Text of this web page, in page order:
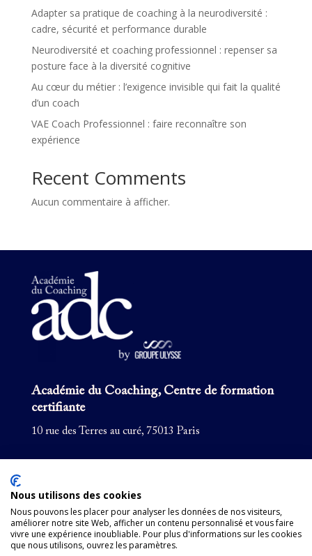
Adapter sa pratique de coaching à la neurodiversité :
cadre, sécurité et performance durable
Neurodiversité et coaching professionnel : repenser sa
posture face à la diversité cognitive
Au cœur du métier : l’exigence invisible qui fait la qualité
d’un coach
VAE Coach Professionnel : faire reconnaître son
expérience
Recent Comments
Aucun commentaire à afficher.
Académie du Coaching, Centre de formation
certifiante
10 rue des Terres au curé, 75013 Paris
Formations courtes
Supervision
Nous utilisons des cookies
Nous pouvons les placer pour analyser les données de nos visiteurs,
améliorer notre site Web, afficher un contenu personnalisé et vous faire
vivre une expérience inoubliable. Pour plus d'informations sur les cookies
que nous utilisons, ouvrez les paramètres.